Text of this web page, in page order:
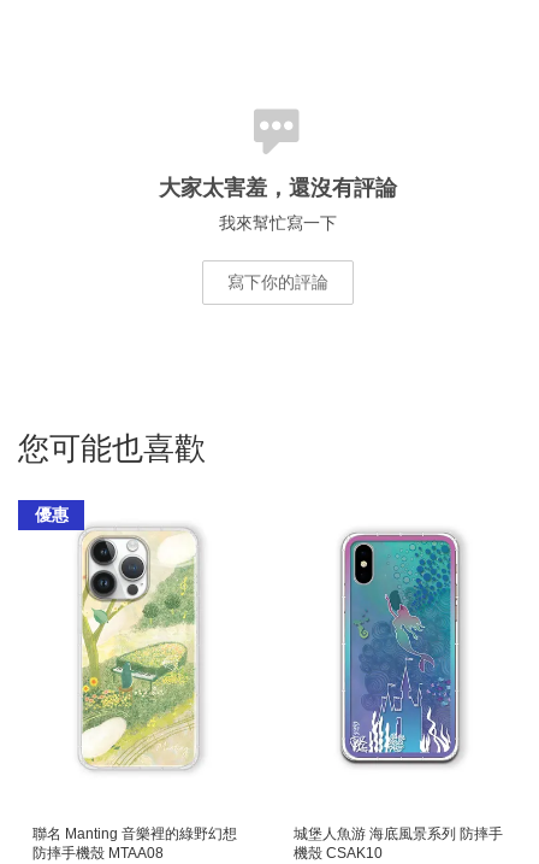
大家太害羞，還沒有評論
我來幫忙寫一下
寫下你的評論
您可能也喜歡
優惠
聯名 Manting 音樂裡的綠野幻想
防摔手機殼 MTAA08
城堡人魚游 海底風景系列 防摔手
機殼 CSAK10